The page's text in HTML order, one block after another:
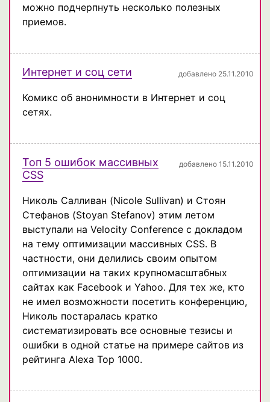
можно подчерпнуть несколько полезных
приемов.
Интернет и соц сети добавлено 25.11.2010
Комикс об анонимности в Интернет и соц
сетях.
Топ 5 ошибок массивных
CSS
добавлено 15.11.2010
Николь Салливан (Nicole Sullivan) и Стоян
Стефанов (Stoyan Stefanov) этим летом
выступали на Velocity Conference с докладом
на тему оптимизации массивных CSS. В
частности, они делились своим опытом
оптимизации на таких крупномасштабных
сайтах как Facebook и Yahoo. Для тех же, кто
не имел возможности посетить конференцию,
Николь постаралась кратко
систематизировать все основные тезисы и
ошибки в одной статье на примере сайтов из
рейтинга Alexa Top 1000.